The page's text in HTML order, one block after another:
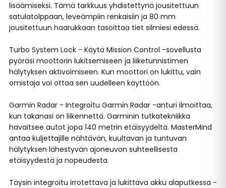
lisäämiseksi. Tämä tarkkuus yhdistettynä jousitettuun
satulatolppaan, leveämpiin renkaisiin ja 80 mm
jousitettuun haarukkaan tasoittaa tiet silmiesi edessä.
Turbo System Lock - Käytä Mission Control -sovellusta
pyöräsi moottorin lukitsemiseen ja liiketunnistimen
hälytyksen aktivoimiseen. Kun moottori on lukittu, vain
omistaja voi ottaa sen uudelleen käyttöön.
Garmin Radar - Integroitu Garmin Radar -anturi ilmoittaa,
kun takanasi on liikennettä. Garminin tutkatekniikka
havaitsee autot jopa 140 metrin etäisyydeltä. MasterMind
antaa kuljettajille nähtävän, kuultavan ja tuntuvan
hälytyksen lähestyvän ajoneuvon suhteellisesta
etäisyydestä ja nopeudesta.
Täysin integroitu irrotettava ja lukittava akku alaputkessa -